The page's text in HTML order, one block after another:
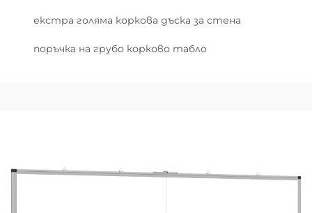
екстра голяма коркова дъска за стена
поръчка на грубо корково табло